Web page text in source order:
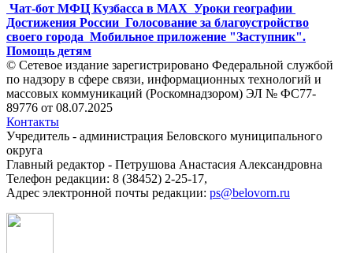
Чат-бот МФЦ Кузбасса в MAX Уроки географии
Достижения России Голосование за благоустройство
своего города Мобильное приложение "Заступник".
Помощь детям
© Сетевое издание зарегистрировано Федеральной службой
по надзору в сфере связи, информационных технологий и
массовых коммуникаций (Роскомнадзором) ЭЛ № ФС77-
89776 от 08.07.2025
Контакты
Учредитель - администрация Беловского муниципального
округа
Главный редактор - Петрушова Анастасия Александровна
Телефон редакции: 8 (38452) 2-25-17,
Адрес электронной почты редакции: ps@belovorn.ru